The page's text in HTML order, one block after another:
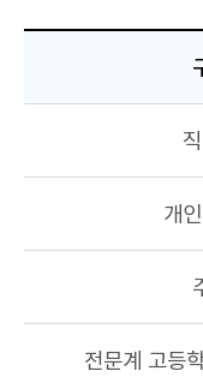
표
개
전문계 고등